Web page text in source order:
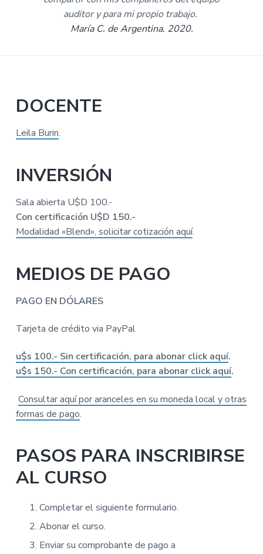
auditor y para mi propio trabajo.
María C. de Argentina. 2020.
DOCENTE
Leila Burin.
INVERSIÓN
Sala abierta U$D 100.-
Con certificación U$D 150.-
Modalidad «Blend», solicitar cotización aquí.
MEDIOS DE PAGO
PAGO EN DÓLARES
Tarjeta de crédito via PayPal
u$s 100.- Sin certificación, para abonar click aquí.
u$s 150.- Con certificación, para abonar click aquí.
Consultar aquí por aranceles en su moneda local y otras
formas de pago.
PASOS PARA INSCRIBIRSE
AL CURSO
Completar el siguiente formulario.
Abonar el curso.
Enviar su comprobante de pago a